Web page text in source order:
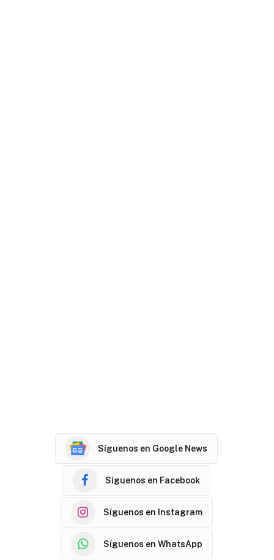
Síguenos en Google News
Síguenos en Facebook
Síguenos en Instagram
Síguenos en WhatsApp